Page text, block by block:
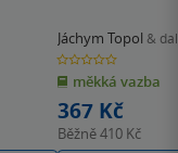
Jáchym Topol &
0.0
z
5
hvězdiček
měkká vazba
367 Kč
Běžně410 Kč